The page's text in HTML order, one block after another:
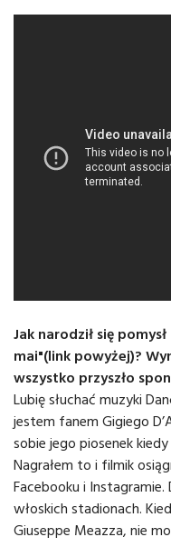
Jak narodził się
mai"(link powyżej)?
wszystko przyszło
Lubię słuchać muzyki
jestem fanem Gigiego
sobie jego piosenek
Nagrałem to i filmik
Facebooku i
włoskich stadionach.
Giuseppe Meazza, nie